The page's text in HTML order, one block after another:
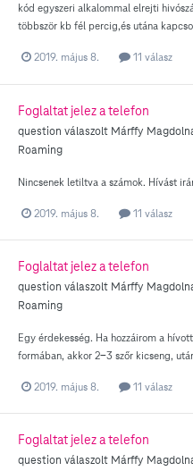
kód egyszeri alkalommal elrejti
többször kb fél percig,és utána
2019. május 8. 11 válasz
Foglaltat jelez a telefon
question válaszolt Márffy
Roaming
Nincsenek letiltva a számok. Hívást
2019. május 8. 11 válasz
Foglaltat jelez a telefon
question válaszolt Márffy
Roaming
Egy érdekesség. Ha hozzáirom a
formában, akkor 2-3 szőr kicseng,
2019. május 8. 11 válasz
Foglaltat jelez a telefon
question válaszolt Márffy